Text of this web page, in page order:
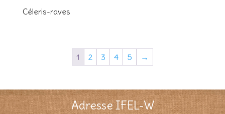
Céleris-raves
1 2 3 4 5 →
Adresse IFEL-W